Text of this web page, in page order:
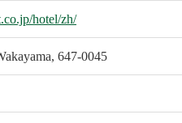
hotel/zh/
647-0045